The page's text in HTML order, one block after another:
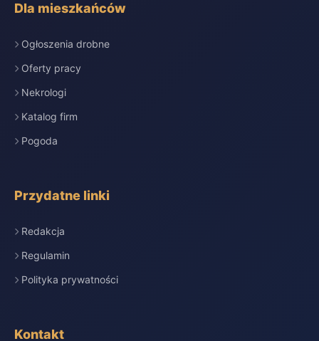
Dla mieszkańców
Ogłoszenia drobne
Oferty pracy
Nekrologi
Katalog firm
Pogoda
Przydatne linki
Redakcja
Regulamin
Polityka prywatności
Kontakt